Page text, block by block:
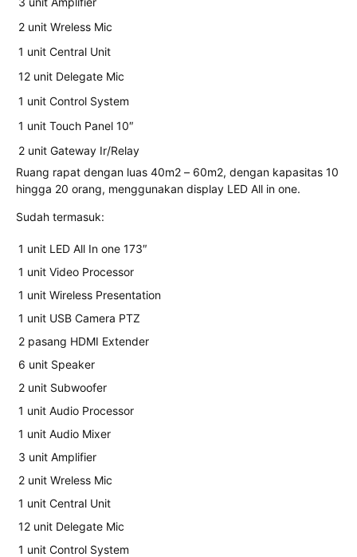
2 unit Wreless Mic
1 unit Central Unit
12 unit Delegate Mic
1 unit Control System
1 unit Touch Panel 10″
2 unit Gateway Ir/Relay
Ruang rapat dengan luas 40m2 – 60m2, dengan kapasitas 10
hingga 20 orang, menggunakan display LED All in one.
Sudah termasuk:
1 unit LED All In one 173″
1 unit Video Processor
1 unit Wireless Presentation
1 unit USB Camera PTZ
2 pasang HDMI Extender
6 unit Speaker
2 unit Subwoofer
1 unit Audio Processor
1 unit Audio Mixer
3 unit Amplifier
2 unit Wreless Mic
1 unit Central Unit
12 unit Delegate Mic
1 unit Control System